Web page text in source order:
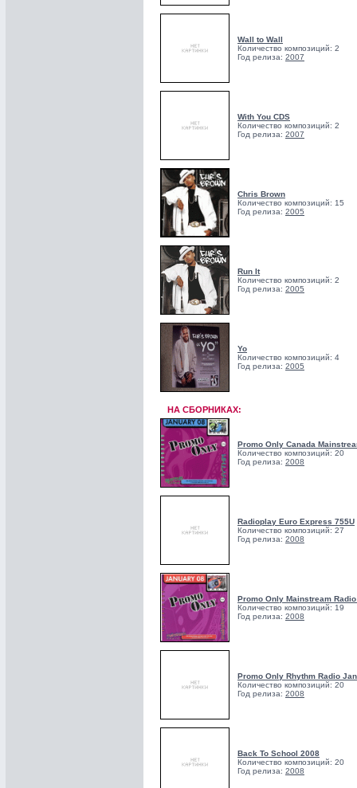
Wall to Wall
Количество композиций: 2
Год релиза: 2007
With You CDS
Количество композиций: 2
Год релиза: 2007
Chris Brown
Количество композиций: 15
Год релиза: 2005
Run It
Количество композиций: 2
Год релиза: 2005
Yo
Количество композиций: 4
Год релиза: 2005
НА СБОРНИКАХ:
Promo Only Canada
Количество композиций: 20
Год релиза: 2008
Radioplay Euro Express 755U
Количество композиций: 27
Год релиза: 2008
Promo Only Mainstream
Количество композиций: 19
Год релиза: 2008
Promo Only Rhythm Radio
Количество композиций: 20
Год релиза: 2008
Back To School 2008
Количество композиций: 20
Год релиза: 2008